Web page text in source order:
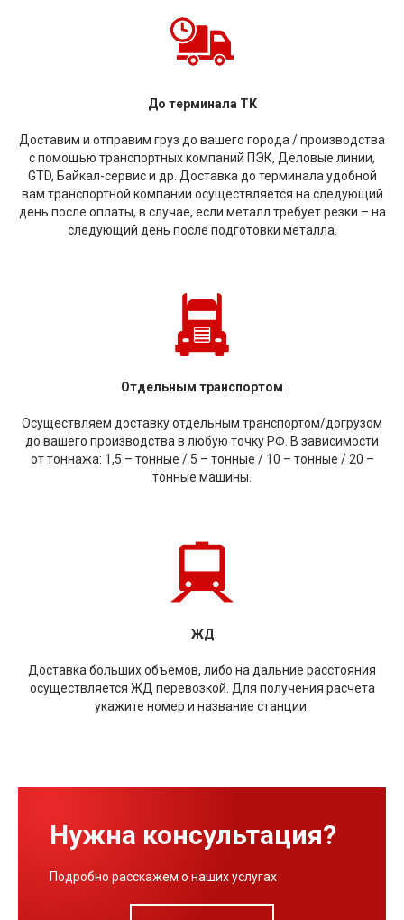
До терминала ТК
Доставим и отправим груз до вашего города / производства
с помощью транспортных компаний ПЭК, Деловые линии,
GTD, Байкал-сервис и др. Доставка до терминала удобной
вам транспортной компании осуществляется на следующий
день после оплаты, в случае, если металл требует резки – на
следующий день после подготовки металла.
Отдельным транспортом
Осуществляем доставку отдельным транспортом/догрузом
до вашего производства в любую точку РФ. В зависимости
от тоннажа: 1,5 – тонные / 5 – тонные / 10 – тонные / 20 –
тонные машины.
ЖД
Доставка больших объемов, либо на дальние расстояния
осуществляется ЖД перевозкой. Для получения расчета
укажите номер и название станции.
Нужна консультация?
Подробно расскажем о наших услугах